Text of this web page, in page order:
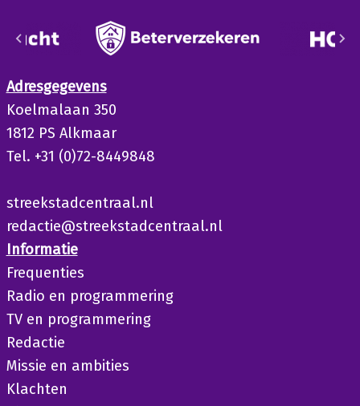
Adresgegevens
Koelmalaan 350
1812 PS Alkmaar
Tel. +31 (0)72-8449848
streekstadcentraal.nl
redactie@streekstadcentraal.nl
Informatie
Frequenties
Radio en programmering
TV en programmering
Redactie
Missie en ambities
Klachten